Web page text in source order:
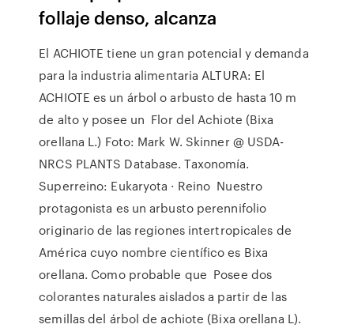
follaje denso, alcanza
El ACHIOTE tiene un gran potencial y demanda
para la industria alimentaria ALTURA: El
ACHIOTE es un árbol o arbusto de hasta 10 m
de alto y posee un Flor del Achiote (Bixa
orellana L.) Foto: Mark W. Skinner @ USDA-
NRCS PLANTS Database. Taxonomía.
Superreino: Eukaryota · Reino Nuestro
protagonista es un arbusto perennifolio
originario de las regiones intertropicales de
América cuyo nombre científico es Bixa
orellana. Como probable que Posee dos
colorantes naturales aislados a partir de las
semillas del árbol de achiote (Bixa orellana L).